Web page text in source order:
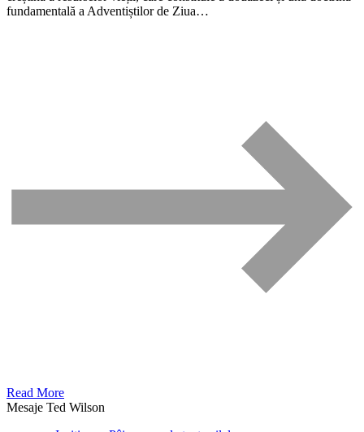
fundamentală a Adventiștilor de Ziua…
Read More
Mesaje Ted Wilson